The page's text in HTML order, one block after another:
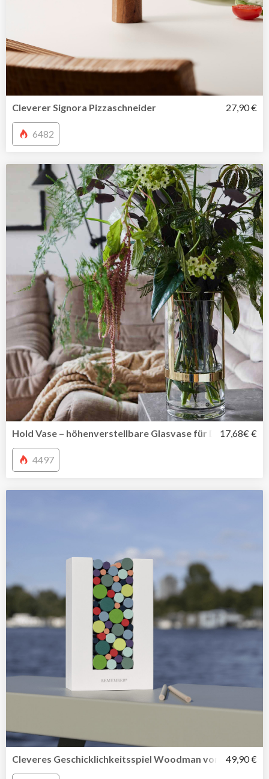
Cleverer Signora Pizzaschneider 27,90 €
6482
Hold Vase – höhenverstellbare Glasvase für Deine17,68€ €
4497
Cleveres Geschicklichkeitsspiel Woodman von 49,90 €